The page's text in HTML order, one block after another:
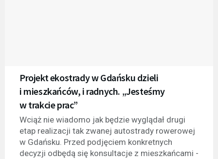
Projekt ekostrady w Gdańsku dzieli
i mieszkańców, i radnych. „Jesteśmy
w trakcie prac”
Wciąż nie wiadomo jak będzie wyglądał drugi
etap realizacji tak zwanej autostrady rowerowej
w Gdańsku. Przed podjęciem konkretnych
decyzji odbędą się konsultacje z mieszkańcami -